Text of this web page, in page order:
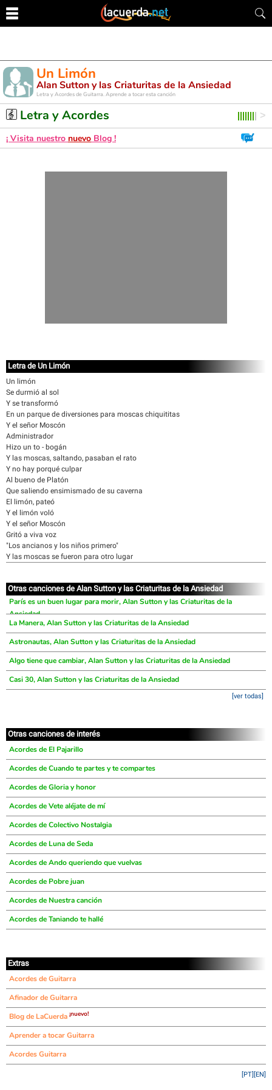
Un Limón
Alan Sutton y las Criaturitas de la Ansiedad
Letra y Acordes de Guitarra. Aprende a tocar esta canción
Letra y Acordes
¡ Visita nuestro nuevo Blog !
Letra de Un Limón
Un limón
Se durmió al sol
Y se transformó
En un parque de diversiones para moscas chiquititas
Y el señor Moscón
Administrador
Hizo un to - bogán
Y las moscas, saltando, pasaban el rato
Y no hay porqué culpar
Al bueno de Platón
Que saliendo ensimismado de su caverna
El limón, pateó
Y el limón voló
Y el señor Moscón
Gritó a viva voz
"Los ancianos y los niños primero"
Y las moscas se fueron para otro lugar
Otras canciones de Alan Sutton y las Criaturitas de la Ansiedad
París es un buen lugar para morir, Alan Sutton y las Criaturitas de la
Ansiedad
La Manera, Alan Sutton y las Criaturitas de la Ansiedad
Astronautas, Alan Sutton y las Criaturitas de la Ansiedad
Algo tiene que cambiar, Alan Sutton y las Criaturitas de la Ansiedad
Casi 30, Alan Sutton y las Criaturitas de la Ansiedad
[ver todas]
Otras canciones de interés
Acordes de El Pajarillo
Acordes de Cuando te partes y te compartes
Acordes de Gloria y honor
Acordes de Vete aléjate de mí
Acordes de Colectivo Nostalgia
Acordes de Luna de Seda
Acordes de Ando queriendo que vuelvas
Acordes de Pobre juan
Acordes de Nuestra canción
Acordes de Taniando te hallé
Extras
Acordes de Guitarra
Afinador de Guitarra
Blog de LaCuerda ¡nuevo!
Aprender a tocar Guitarra
Acordes Guitarra
[EN]
[PT]